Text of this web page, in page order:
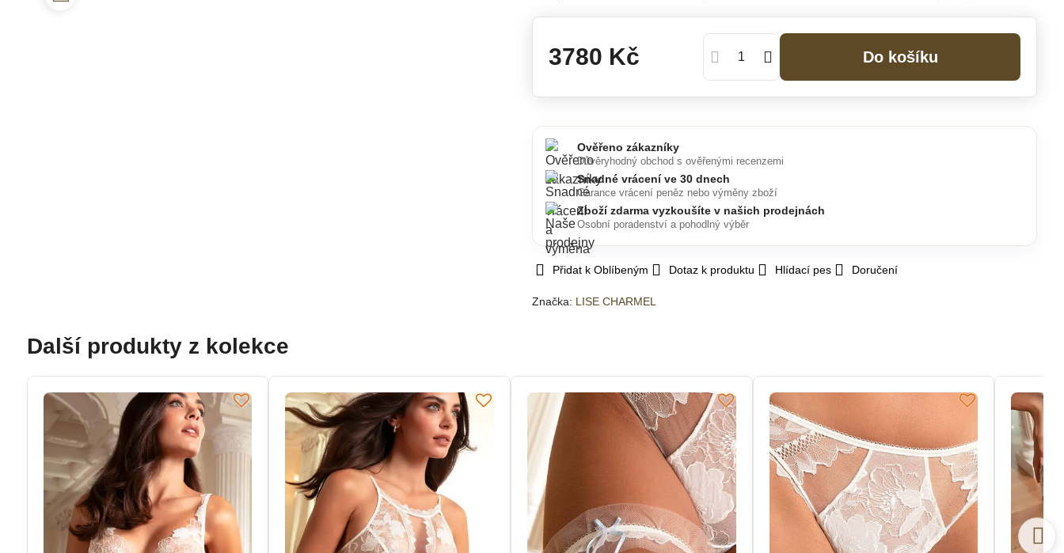
3780 Kč Do košíku
Přidat k Oblíbeným Dotaz k produktu Hlídací pes Doručení
Značka: LISE CHARMEL
Ověřeno zákazníky
Důvěryhodný obchod s ověřenými recenzemi
Snadné vrácení ve 30 dnech
Garance vrácení peněz nebo výměny zboží
Zboží zdarma vyzkoušíte v našich prodejnách
Osobní poradenství a pohodlný výběr
Další produkty z kolekce